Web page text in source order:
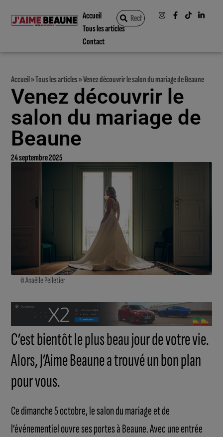
Accueil
Tous les articles
Contact
Accueil»Tous les articles»Venez découvrir le salon du mariage de Beaune
Venez découvrir le
salon du mariage de
Beaune
24 septembre 2025
© Anaëlle Pelletier
C’est bientôt le plus beau jour de votre vie.
Alors, J’Aime Beaune a trouvé un bon plan
pour vous.
Ce dimanche 5 octobre, le salon du mariage et de
l’événementiel ouvre ses portes à Beaune. Avec une entrée